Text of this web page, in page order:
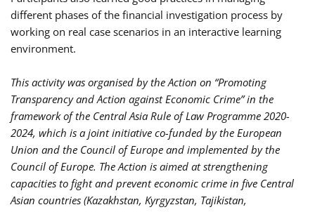
different phases of the financial investigation process by
working on real case scenarios in an interactive learning
environment.
This activity was organised by the Action on “Promoting
Transparency and Action against Economic Crime” in the
framework of the Central Asia Rule of Law Programme 2020-
2024, which is a joint initiative co-funded by the European
Union and the Council of Europe and implemented by the
Council of Europe. The Action is aimed at strengthening
capacities to fight and prevent economic crime in five Central
Asian countries (Kazakhstan, Kyrgyzstan, Tajikistan,